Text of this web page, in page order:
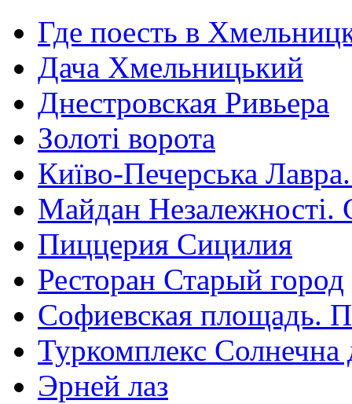
Где поесть в
Дача Хмельницький
Днестровская Ривьера
Золоті ворота
Київо-Печерська
Майдан Незалежності.
Пиццерия Сицилия
Ресторан Старый город
Софиевская площадь.
Туркомплекс Солнечна
Эрней лаз